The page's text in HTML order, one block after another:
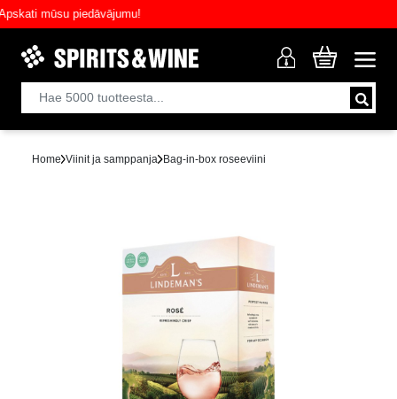
mūsu piedāvājumu!
Home Viinit ja samppanja Bag-in-box roseeviini